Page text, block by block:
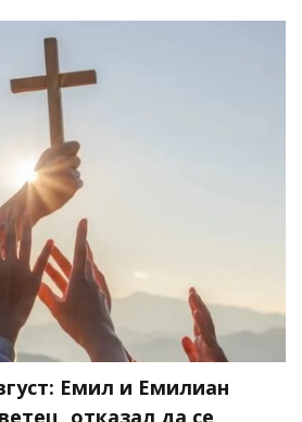
Емил и Емилиан
отказал да се